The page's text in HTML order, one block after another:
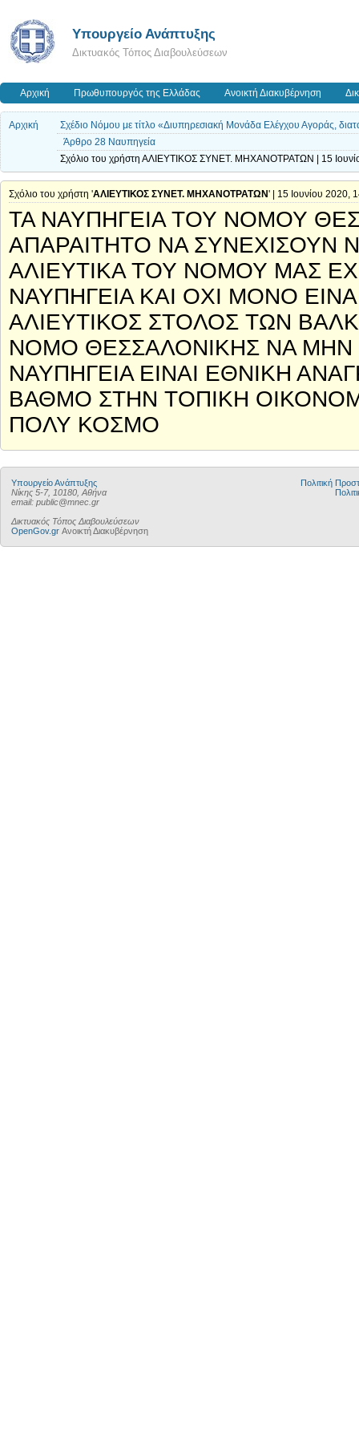
Υπουργείο Ανάπτυξης
Δικτυακός Τόπος Διαβουλεύσεων
Αρχική Πρωθυπουργός της Ελλάδας Ανοικτή Διακυβέρνηση
Αρχική
Σχέδιο Νόμου με τίτλο «Διυπηρεσιακή Μονάδα Ελέγχου Αγοράς,
Άρθρο 28 Ναυπηγεία
Σχόλιο του χρήστη ΑΛΙΕΥΤΙΚΟΣ ΣΥΝΕΤ. ΜΗΧΑΝΟΤΡΑΤΩΝ | 15
Σχόλιο του χρήστη 'ΑΛΙΕΥΤΙΚΟΣ ΣΥΝΕΤ. ΜΗΧΑΝΟΤΡΑΤΩΝ' | 15 Ιουνίου 2020,
ΤΑ ΝΑΥΠΗΓΕΙΑ ΤΟΥ ΝΟΜΟΥ
ΑΠΑΡΑΙΤΗΤΟ ΝΑ ΣΥΝΕΧΙΣΟΥΝ
ΑΛΙΕΥΤΙΚΑ ΤΟΥ ΝΟΜΟΥ ΜΑΣ
ΝΑΥΠΗΓΕΙΑ ΚΑΙ ΟΧΙ ΜΟΝΟ
ΑΛΙΕΥΤΙΚΟΣ ΣΤΟΛΟΣ ΤΩΝ
ΝΟΜΟ ΘΕΣΣΑΛΟΝΙΚΗΣ ΝΑ ΜΗΝ
ΝΑΥΠΗΓΕΙΑ ΕΙΝΑΙ ΕΘΝΙΚΗ
ΒΑΘΜΟ ΣΤΗΝ ΤΟΠΙΚΗ
ΠΟΛΥ ΚΟΣΜΟ
Υπουργείο Ανάπτυξης
Νίκης 5-7, 10180, Αθήνα
email: public@mnec.gr
Δικτυακός Τόπος Διαβουλεύσεων
OpenGov.gr Ανοικτή Διακυβέρνηση
Πολιτική